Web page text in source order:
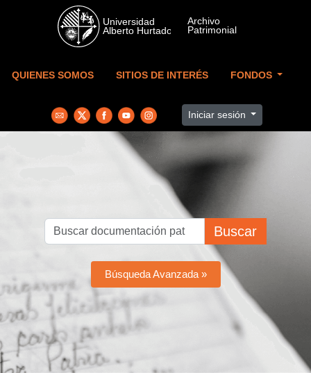
Skip to main content
QUIENES SOMOS SITIOS DE INTERÉS FONDOS
Iniciar sesión
Buscar
Búsqueda Avanzada »